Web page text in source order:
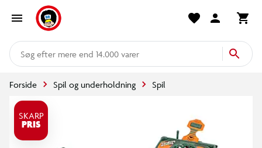
mere end 14.000 varer
Forside Spil og underholdning Spil
SKARP
PRIS